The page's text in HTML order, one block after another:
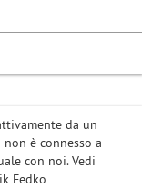
da un
è connesso a
con noi. Vedi
Fedko